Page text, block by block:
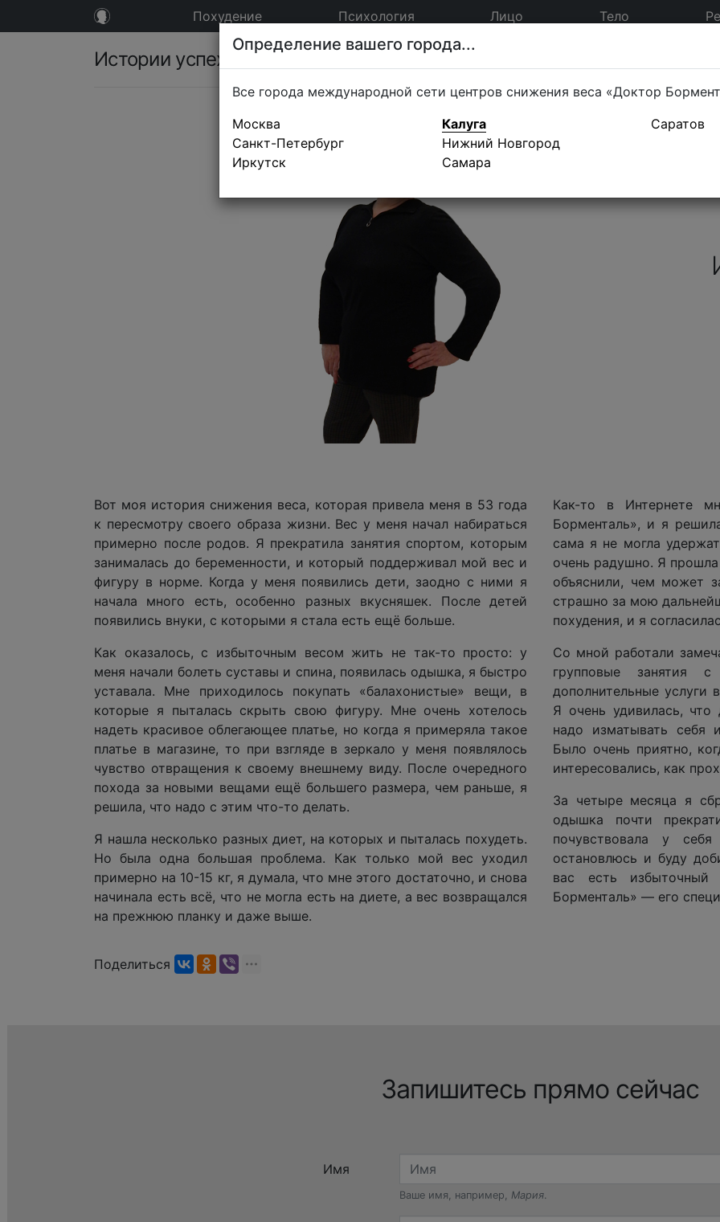
Похудение Психология Лицо Тело
Истории успеха
Вот моя история снижения веса, которая привела меня в 53 года
к пересмотру своего образа жизни. Вес у меня начал набираться
примерно после родов. Я прекратила занятия спортом, которым
занималась до беременности, и который поддерживал мой вес и
фигуру в норме. Когда у меня появились дети, заодно с ними я
начала много есть, особенно разных вкусняшек. После детей
появились внуки, с которыми я стала есть ещё больше.
Как оказалось, с избыточным весом жить не так-то просто: у
меня начали болеть суставы и спина, появилась одышка, я быстро
уставала. Мне приходилось покупать «балахонистые» вещи, в
которые я пыталась скрыть свою фигуру. Мне очень хотелось
надеть красивое облегающее платье, но когда я примеряла такое
платье в магазине, то при взгляде в зеркало у меня появлялось
чувство отвращения к своему внешнему виду. После очередного
похода за новыми вещами ещё большего размера, чем раньше, я
решила, что надо с этим что-то делать.
Я нашла несколько разных диет, на которых и пыталась похудеть.
Но была одна большая проблема. Как только мой вес уходил
примерно на 10-15 кг, я думала, что мне этого достаточно, и снова
начинала есть всё, что не могла есть на диете, а вес возвращался
на прежнюю планку и даже выше.
Как-то в Интернете
Борменталь», и я
сама я не могла
очень радушно. Я
объяснили, чем может
страшно за мою
похудения, и я
Со мной работали
групповые занятия
дополнительные услуги
Я очень удивилась,
надо изматывать себя
Было очень приятно,
интересовались, как
За четыре месяца я
одышка почти
почувствовала у
остановлюсь и буду
вас есть
Борменталь» — его
Поделиться
Запишитесь прямо сейчас
Имя
Ваше имя, например, Мария.
Определение вашего города...
Все города международной сети центров снижения веса «Доктор
Москва
Санкт-Петербург
Иркутск
Калуга
Нижний Новгород
Самара
Саратов